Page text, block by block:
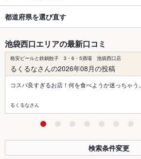
都道府県を選び直す
池袋西口エリアの最新口コミ
格安ビールと鉄鍋餃子 3・6・5酒場 池袋西口店
るくるなさんの2026年08月の投稿
コスパ良すぎるお店！何を食べようか迷っちゃう。
るくるなさん
検索条件変更